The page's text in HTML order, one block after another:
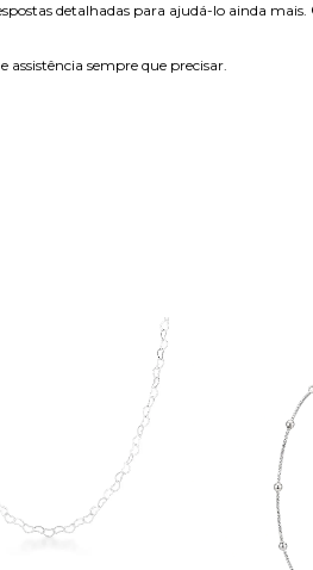
detalhadas para ajudá-lo ainda mais.
sempre que precisar.